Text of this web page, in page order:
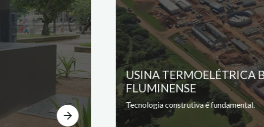
USINA TERMOELÉTRICA
FLUMINENSE
Tecnologia construtiva é fundamental.